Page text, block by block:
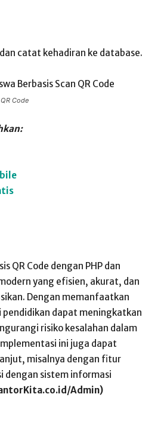
catat kehadiran ke database.
Code
QR Code dengan PHP dan
yang efisien, akurat, dan
Dengan memanfaatkan
dapat meningkatkan
risiko kesalahan dalam
ini juga dapat
misalnya dengan fitur
dengan sistem informasi
Admin)